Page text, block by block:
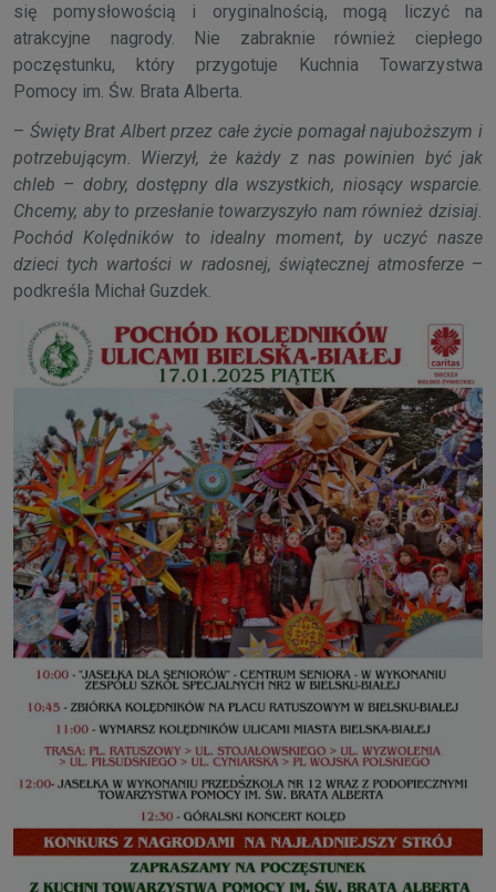
się pomysłowością i oryginalnością, mogą liczyć na
atrakcyjne nagrody. Nie zabraknie również ciepłego
poczęstunku, który przygotuje Kuchnia Towarzystwa
Pomocy im. Św. Brata Alberta.
– Święty Brat Albert przez całe życie pomagał najuboższym i
potrzebującym. Wierzył, że każdy z nas powinien być jak
chleb – dobry, dostępny dla wszystkich, niosący wsparcie.
Chcemy, aby to przesłanie towarzyszyło nam również dzisiaj.
Pochód Kolędników to idealny moment, by uczyć nasze
dzieci tych wartości w radosnej, świątecznej atmosferze –
podkreśla Michał Guzdek.